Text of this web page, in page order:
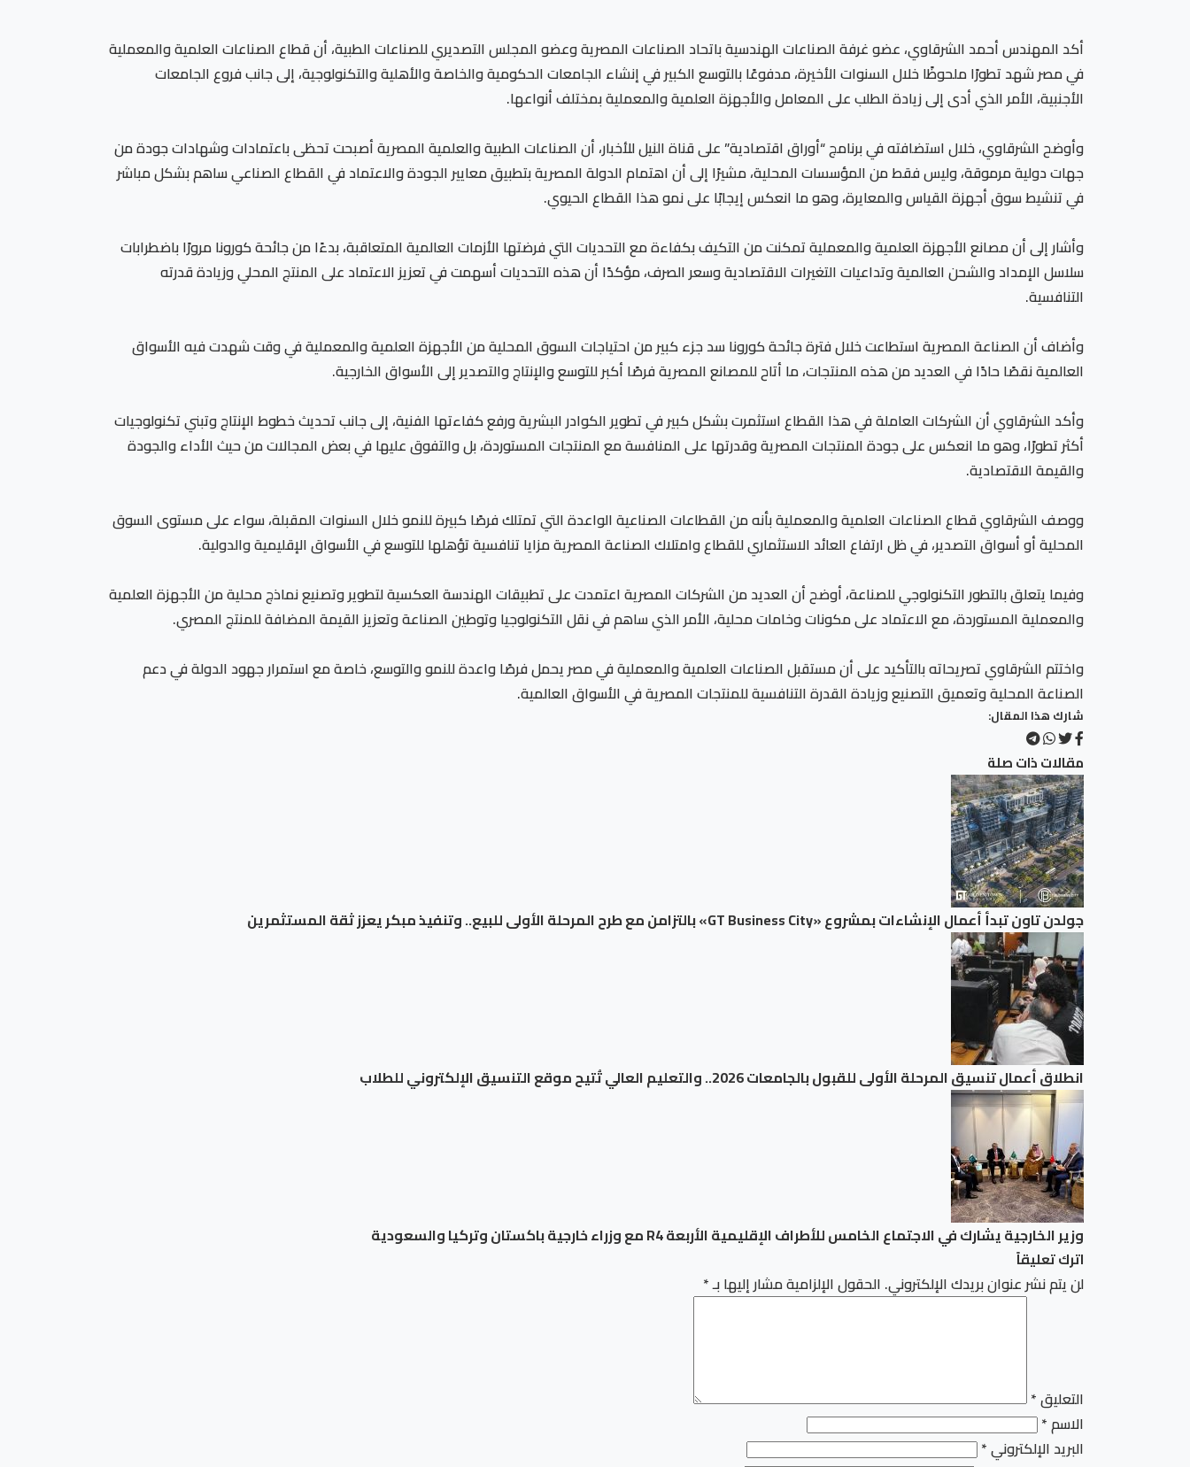
أكد المهندس أحمد الشرقاوي، عضو غرفة الصناعات الهندسية باتحاد الصناعات المصرية وعضو المجلس التصديري للصناعات الطبية، أن قطاع الصناعات العلمية والمعملية
في مصر شهد تطورًا ملحوظًا خلال السنوات الأخيرة، مدفوعًا بالتوسع الكبير في إنشاء الجامعات الحكومية والخاصة والأهلية والتكنولوجية، إلى جانب فروع الجامعات
الأجنبية، الأمر الذي أدى إلى زيادة الطلب على المعامل والأجهزة العلمية والمعملية بمختلف أنواعها.
وأوضح الشرقاوي، خلال استضافته في برنامج “أوراق اقتصادية” على قناة النيل للأخبار، أن الصناعات الطبية والعلمية المصرية أصبحت تحظى باعتمادات وشهادات جودة من
جهات دولية مرموقة، وليس فقط من المؤسسات المحلية، مشيرًا إلى أن اهتمام الدولة المصرية بتطبيق معايير الجودة والاعتماد في القطاع الصناعي ساهم بشكل مباشر
في تنشيط سوق أجهزة القياس والمعايرة، وهو ما انعكس إيجابًا على نمو هذا القطاع الحيوي.
وأشار إلى أن مصانع الأجهزة العلمية والمعملية تمكنت من التكيف بكفاءة مع التحديات التي فرضتها الأزمات العالمية المتعاقبة، بدءًا من جائحة كورونا مرورًا باضطرابات
سلاسل الإمداد والشحن العالمية وتداعيات التغيرات الاقتصادية وسعر الصرف، مؤكدًا أن هذه التحديات أسهمت في تعزيز الاعتماد على المنتج المحلي وزيادة قدرته
التنافسية.
وأضاف أن الصناعة المصرية استطاعت خلال فترة جائحة كورونا سد جزء كبير من احتياجات السوق المحلية من الأجهزة العلمية والمعملية في وقت شهدت فيه الأسواق
العالمية نقصًا حادًا في العديد من هذه المنتجات، ما أتاح للمصانع المصرية فرصًا أكبر للتوسع والإنتاج والتصدير إلى الأسواق الخارجية.
وأكد الشرقاوي أن الشركات العاملة في هذا القطاع استثمرت بشكل كبير في تطوير الكوادر البشرية ورفع كفاءتها الفنية، إلى جانب تحديث خطوط الإنتاج وتبني تكنولوجيات
أكثر تطورًا، وهو ما انعكس على جودة المنتجات المصرية وقدرتها على المنافسة مع المنتجات المستوردة، بل والتفوق عليها في بعض المجالات من حيث الأداء والجودة
والقيمة الاقتصادية.
ووصف الشرقاوي قطاع الصناعات العلمية والمعملية بأنه من القطاعات الصناعية الواعدة التي تمتلك فرصًا كبيرة للنمو خلال السنوات المقبلة، سواء على مستوى السوق
المحلية أو أسواق التصدير، في ظل ارتفاع العائد الاستثماري للقطاع وامتلاك الصناعة المصرية مزايا تنافسية تؤهلها للتوسع في الأسواق الإقليمية والدولية.
وفيما يتعلق بالتطور التكنولوجي للصناعة، أوضح أن العديد من الشركات المصرية اعتمدت على تطبيقات الهندسة العكسية لتطوير وتصنيع نماذج محلية من الأجهزة العلمية
والمعملية المستوردة، مع الاعتماد على مكونات وخامات محلية، الأمر الذي ساهم في نقل التكنولوجيا وتوطين الصناعة وتعزيز القيمة المضافة للمنتج المصري.
واختتم الشرقاوي تصريحاته بالتأكيد على أن مستقبل الصناعات العلمية والمعملية في مصر يحمل فرصًا واعدة للنمو والتوسع، خاصة مع استمرار جهود الدولة في دعم
الصناعة المحلية وتعميق التصنيع وزيادة القدرة التنافسية للمنتجات المصرية في الأسواق العالمية.
شارك هذا المقال:
مقالات ذات صلة
جولدن تاون تبدأ أعمال الإنشاءات بمشروع «GT Business City» بالتزامن مع طرح المرحلة الأولى للبيع.. وتنفيذ مبكر يعزز ثقة المستثمرين
انطلاق أعمال تنسيق المرحلة الأولى للقبول بالجامعات 2026.. والتعليم العالي تُتيح موقع التنسيق الإلكتروني للطلاب
وزير الخارجية يشارك في الاجتماع الخامس للأطراف الإقليمية الأربعة R4 مع وزراء خارجية باكستان وتركيا والسعودية
اترك تعليقاً
لن يتم نشر عنوان بريدك الإلكتروني. الحقول الإلزامية مشار إليها بـ*
التعليق*
الاسم*
البريد الإلكتروني*